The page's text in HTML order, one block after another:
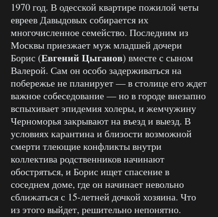
1970 год. В одесской квартире пожилой четы
евреев Давыдовых собирается их
многочисленное семейство. Последним из
Москвы приезжает муж младшей дочери
Борис (Евгений Цыганов) вместе с сыном
Валерой. Сам он особо задерживаться на
побережье не планирует — в столице его ждет
важное собеседование — но в городе внезапно
вспыхивает эпидемия холеры, и жемчужину
Черноморья закрывают на въезд и выезд. В
условиях карантина и близости возможной
смерти тлеющие конфликты внутри
коллектива родственников начинают
обостряться, и Борис ищет спасение в
соседнем доме, где он начинает невольно
сближаться с 15-летней дочкой хозяина. Что
из этого выйдет, решительно непонятно.